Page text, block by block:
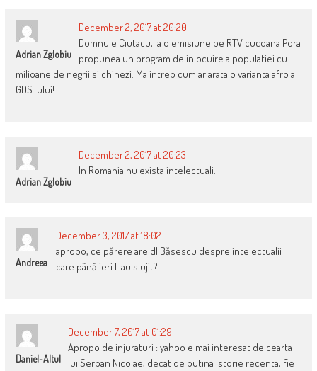
Adrian Zglobiu
December 2, 2017 at 20:20
Domnule Ciutacu, la o emisiune pe RTV cucoana Pora
propunea un program de inlocuire a populatiei cu
milioane de negrii si chinezi. Ma intreb cum ar arata o varianta afro a
GDS-ului!
Adrian Zglobiu
December 2, 2017 at 20:23
In Romania nu exista intelectuali.
Andreea
December 3, 2017 at 18:02
apropo, ce părere are dl Băsescu despre intelectualii
care până ieri l-au slujit?
Daniel-Altul
December 7, 2017 at 01:29
Apropo de injuraturi : yahoo e mai interesat de cearta
lui Serban Nicolae, decat de putina istorie recenta, fie